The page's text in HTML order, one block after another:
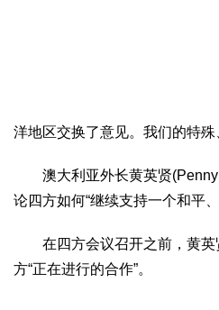
洋地区交换了意见。我们的特殊
澳大利亚外长黄英贤(Penny
论四方如何“继续支持一个和平
在四方会议召开之前，黄英
方“正在进行的合作”。